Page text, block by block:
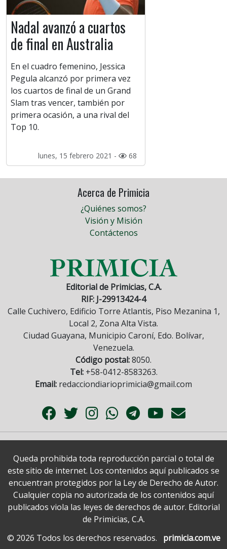
Nadal avanzó a cuartos
de final en Australia
En el cuadro femenino, Jessica
Pegula alcanzó por primera vez
los cuartos de final de un Grand
Slam tras vencer, también por
primera ocasión, a una rival del
Top 10.
lunes, 15 febrero 2021 - 68
Acerca de Primicia
¿Quiénes somos?
Visión y Misión
Contáctenos
Editorial de Primicias, C.A.
RIF: J-29913424-4
Calle Cuchivero, Edificio Torre Atlantis, Piso Mezanina 1,
Local 2, Zona Alta Vista.
Ciudad Guayana, Municipio Caroní, Edo. Bolívar,
Venezuela.
Código postal:8050.
Tel:+58-0412-8583263.
Email: redacciondiarioprimicia@gmail.com
Queda prohibida toda reproducción parcial o total de
este sitio de internet. Los contenidos aquí publicados se
encuentran protegidos por la Ley de Derecho de Autor.
Cualquier copia no autorizada de los contenidos aquí
publicados viola las leyes de derechos de autor. Editorial
de Primicias, C.A.
© 2026 Todos los derechos reservados.
primicia.com.ve